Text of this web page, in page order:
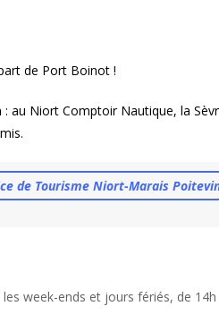
de Port Boinot !
au Niort Comptoir Nautique, la
de Tourisme Niort-Marais
week-ends et jours fériés, de 14h